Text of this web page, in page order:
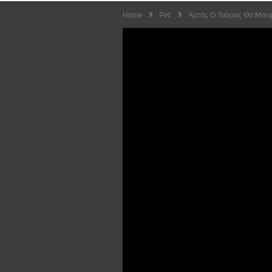
Home Pet Αυτός Ο Ταύρος Θα